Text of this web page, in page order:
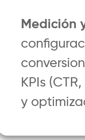
Medición
KPIs
y